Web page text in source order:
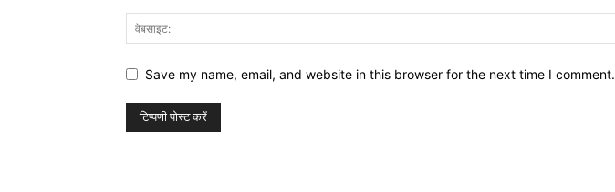
Save my name, email, and website in this browser for the next time I comment.